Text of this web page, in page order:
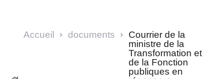
Accueil documents
Courrier de la
ministre de la
Transformation et
de la Fonction
publiques en